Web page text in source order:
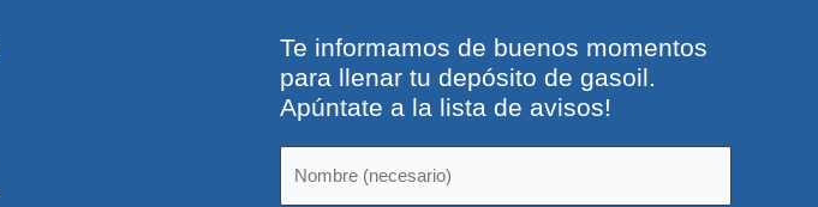
Te informamos de buenos momentos
para llenar tu depósito de gasoil.
Apúntate a la lista de avisos!